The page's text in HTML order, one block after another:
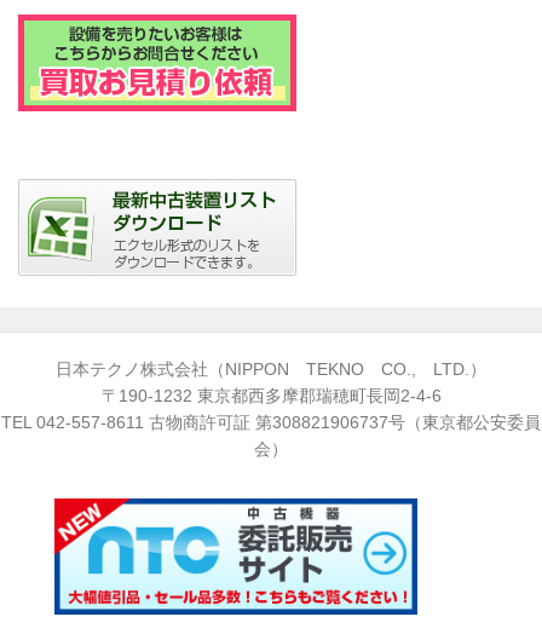
日本テクノ株式会社（NIPPON TEKNO CO., LTD.）
〒190-1232 東京都西多摩郡瑞穂町長岡2-4-6
TEL042-557-8611 古物商許可証 第308821906737号（東京都公安委員
会）